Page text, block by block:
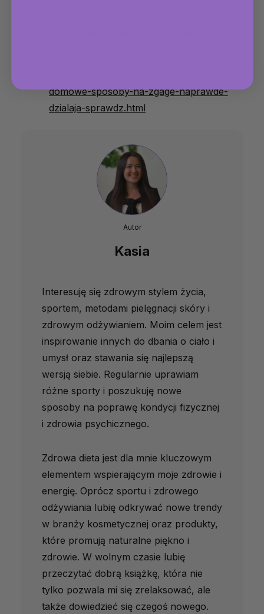
domowe-sposoby-na-zgage-naprawde-
dzialaja-sprawdz.html
Autor
Kasia
Interesuję się zdrowym stylem życia,
sportem, metodami pielęgnacji skóry i
zdrowym odżywianiem. Moim celem jest
inspirowanie innych do dbania o ciało i
umysł oraz stawania się najlepszą
wersją siebie. Regularnie uprawiam
różne sporty i poszukuję nowe
sposoby na poprawę kondycji fizycznej
i zdrowia psychicznego.
Zdrowa dieta jest dla mnie kluczowym
elementem wspierającym moje zdrowie i
energię. Oprócz sportu i zdrowego
odżywiania lubię odkrywać nowe trendy
w branży kosmetycznej oraz produkty,
które promują naturalne piękno i
zdrowie. W wolnym czasie lubię
przeczytać dobrą książkę, która nie
tylko pozwala mi się zrelaksować, ale
także dowiedzieć się czegoś nowego.